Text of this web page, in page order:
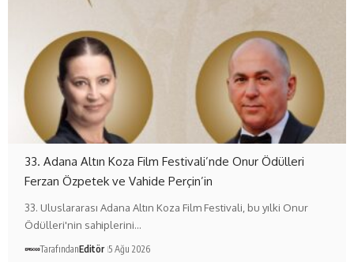
33. Adana Altın Koza Film Festivali’nde Onur Ödülleri
Ferzan Özpetek ve Vahide Perçin’in
33. Uluslararası Adana Altın Koza Film Festivali, bu yılki Onur
Ödülleri'nin sahiplerini…
TarafındanEditör 5 Ağu 2026